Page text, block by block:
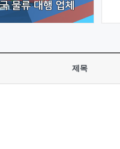
제목